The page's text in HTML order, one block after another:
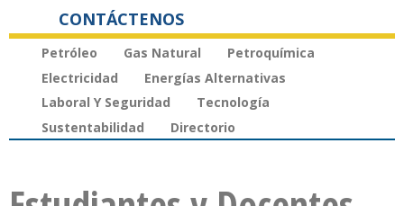
CONTÁCTENOS
Petróleo Gas Natural
Petroquímica
Electricidad
Energías Alternativas
Laboral Y Seguridad
Tecnología
Sustentabilidad
Directorio